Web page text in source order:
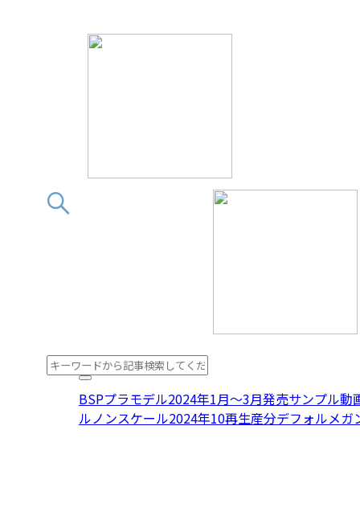
この素晴らしきフィギュア
この素晴らしきフィギ
BSPプラモデル2024年1月〜3月発売サンプル動
ルノンスケール2024年10再生産分デフォルメガ